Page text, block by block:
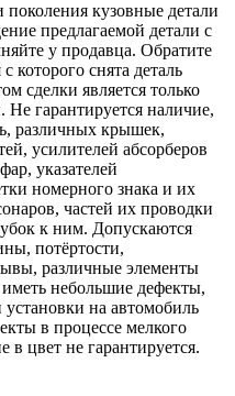
кузовные детали
предлагаемой детали с
у продавца. Обратите
которого снята деталь
сделки является только
Не гарантируется наличие,
различных крышек,
усилителей абсорберов
указателей
номерного знака и их
частей их проводки
к ним. Допускаются
потёртости,
различные элементы
небольшие дефекты,
на автомобиль
в процессе мелкого
в цвет не гарантируется.